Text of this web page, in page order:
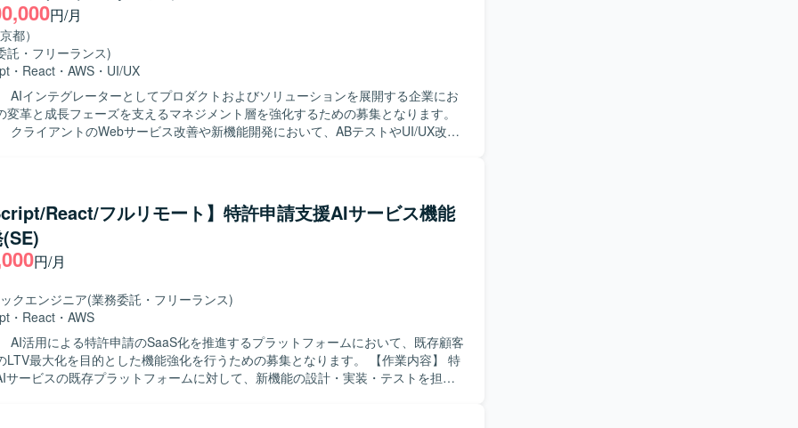
ため、フルスタック寄りのスキルを高めることができます。 【開発環境】 フ
はTypeScriptおよびAngularを使用し、バックエンドはJavaおよびSpring Bootを用
ております。
円/月
都）
託・フリーランス)
・ React ・ AWS ・ UI/UX
AIインテグレーターとしてプロダクトおよびソリューションを展開する企業にお
変革と成長フェーズを支えるマネジメント層を強化するための募集となります。
クライアントのWebサービス改善や新機能開発において、ABテストやUI/UX改善
コミュニケーションを取りながら複数職種
主体的にプロジェクトを推進できる方を求めております。組織やプロダクトの成
持ち、変革期の環境を楽しみながらリードいただける方が望ましいです。 【ポ
力】 自社プロダクト開発、BPaaS、クライアントワークと複数のチームが存在す
ネジメント層として組織の変革と成長に深くコミットしていただけます。最先端
を活用しながら、裁量の大きいポジションでWebサービス改善や新機能開発に取
環境】 言語/フロント：TypeScript, JavaScript, React イ
：AWS, BigQuery, GitHub AI環境：Gemini, Cursor ツール：Slack, Notion,
を利用しております。
React/フルリモート】特許申請支援AIサービス機能
円/月
クエンジニア(業務委託・フリーランス)
・ React ・ AWS
AI活用による特許申請のSaaS化を推進するプラットフォームにおいて、既存顧客
最大化を目的とした機能強化を行うための募集となります。 【作業内容】 特
サービスの既存プラットフォームに対して、新機能の設計・実装・テストを担当